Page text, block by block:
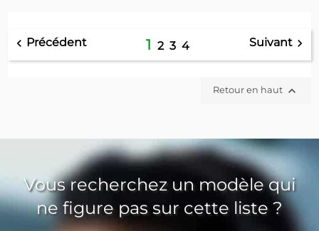
 Précédent 1 2 3 4 Suivant
Retour en haut 
Vous recherchez un modèle qui
ne figure pas sur cette liste ?